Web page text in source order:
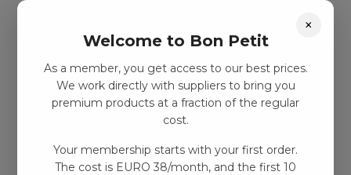
Plastkulor i nät –
Plastkulor i nät –
×
Welcome to Bon Petit
As a member, you get access to our best prices.
We work directly with suppliers to bring you
premium products at a fraction of the regular
cost.
Your membership starts with your first order.
The cost is EURO 38/month, and the first 10